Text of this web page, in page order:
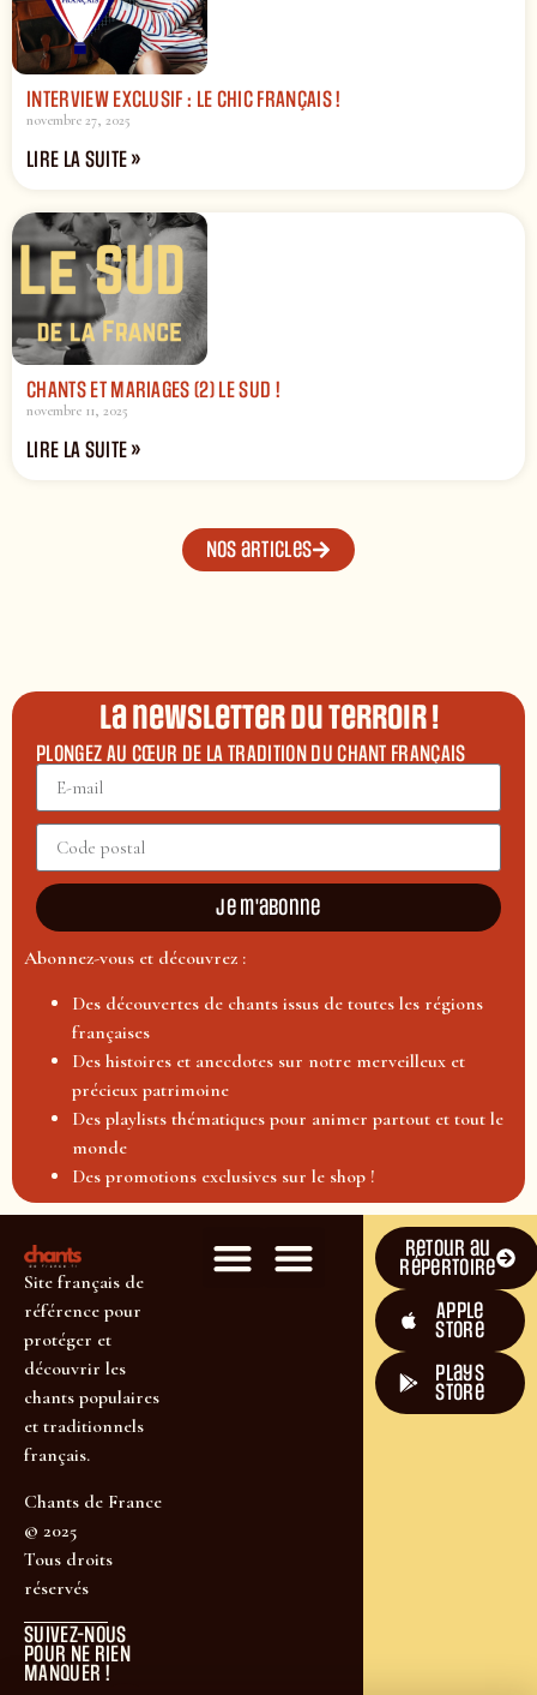
INTERVIEW EXCLUSIF : LE CHIC FRANÇAIS !
novembre 27, 2025
LIRE LA SUITE »
CHANTS ET MARIAGES (2) LE SUD !
novembre 11, 2025
LIRE LA SUITE »
Nos articles
La newsletter du terroir !
PLONGEZ AU CŒUR DE LA TRADITION DU CHANT FRANÇAIS
Je m'abonne
Abonnez-vous et découvrez :
Des découvertes de chants issus de toutes les régions
françaises
Des histoires et anecdotes sur notre merveilleux et
précieux patrimoine
Des playlists thématiques pour animer partout et tout le
monde
Des promotions exclusives sur le shop !
Site français de
référence pour
protéger et
découvrir les
chants populaires
et traditionnels
français.
Chants de France
© 2025
Tous droits
réservés
SUIVEZ-NOUS
POUR NE RIEN
MANQUER !
Retour au
répertoire
Apple
Store
plays
store